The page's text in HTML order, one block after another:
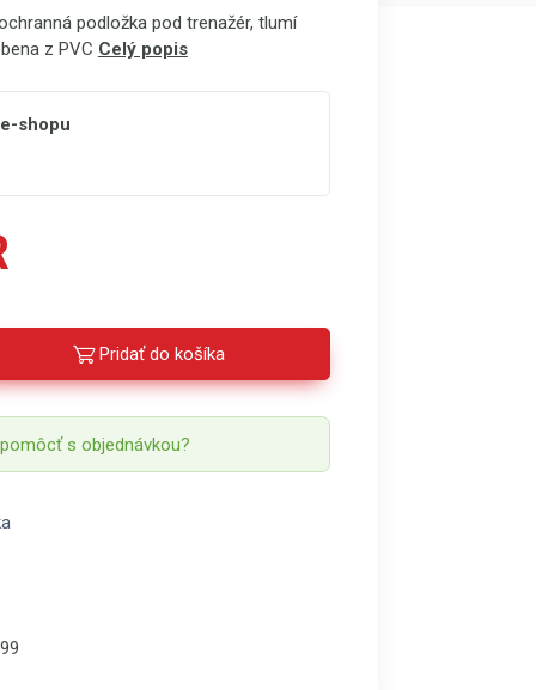
podložka pod trenažér, tlumí
z PVC Celý popis
shopu
Pridať do košíka
s objednávkou?